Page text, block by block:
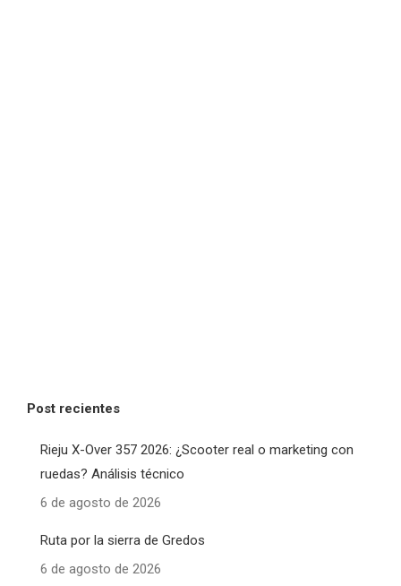
Post recientes
Rieju X-Over 357 2026: ¿Scooter real o marketing con
ruedas? Análisis técnico
6 de agosto de 2026
Ruta por la sierra de Gredos
6 de agosto de 2026